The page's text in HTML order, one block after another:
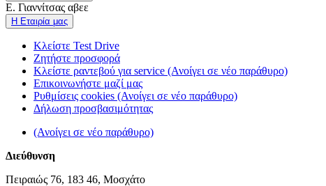
Ε. Γιαννίτσας αβεε
Η Εταιρία μας
Κλείστε Test Drive
Ζητήστε προσφορά
Κλείστε ραντεβού για service (Ανοίγει σε νέο παράθυρο)
Επικοινωνήστε μαζί μας
Ρυθμίσεις cookies (Ανοίγει σε νέο παράθυρο)
Δήλωση προσβασιμότητας
(Ανοίγει σε νέο παράθυρο)
Διεύθυνση
Πειραιώς 76, 183 46, Μοσχάτο